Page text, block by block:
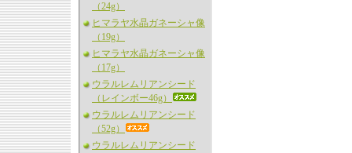
（24g）
ヒマラヤ水晶ガネーシャ像
（19g）
ヒマラヤ水晶ガネーシャ像
（17g）
ウラルレムリアンシード
（レインボー46g）
ウラルレムリアンシード
（52g）
ウラルレムリアンシード